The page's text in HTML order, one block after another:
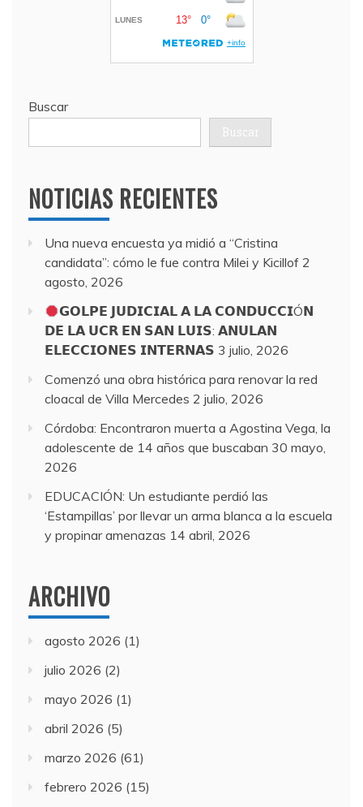
Buscar
Buscar
NOTICIAS RECIENTES
Una nueva encuesta ya midió a “Cristina
candidata”: cómo le fue contra Milei y Kicillof 2
agosto, 2026
𝗚𝗢𝗟𝗣𝗘 𝗝𝗨𝗗𝗜𝗖𝗜𝗔𝗟 𝗔 𝗟𝗔 𝗖𝗢𝗡𝗗𝗨𝗖𝗖𝗜Ó𝗡
𝗗𝗘 𝗟𝗔 𝗨𝗖𝗥 𝗘𝗡 𝗦𝗔𝗡 𝗟𝗨𝗜𝗦: 𝗔𝗡𝗨𝗟𝗔𝗡
𝗘𝗟𝗘𝗖𝗖𝗜𝗢𝗡𝗘𝗦 𝗜𝗡𝗧𝗘𝗥𝗡𝗔𝗦 3 julio, 2026
Comenzó una obra histórica para renovar la red
cloacal de Villa Mercedes 2 julio, 2026
Córdoba: Encontraron muerta a Agostina Vega, la
adolescente de 14 años que buscaban 30 mayo,
2026
EDUCACIÓN: Un estudiante perdió las
‘Estampillas’ por llevar un arma blanca a la escuela
y propinar amenazas 14 abril, 2026
ARCHIVO
agosto 2026 (1)
julio 2026 (2)
mayo 2026 (1)
abril 2026 (5)
marzo 2026 (61)
febrero 2026 (15)